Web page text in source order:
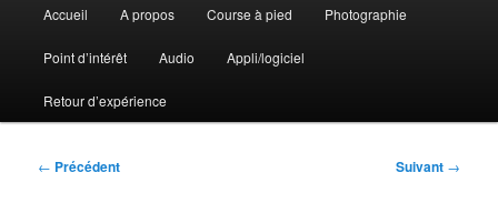
principal
Accueil A propos Course à pied Photographie
Point d’intérêt Audio Appli/logiciel
Retour d’expérience
Navigation
← Précédent Suivant →